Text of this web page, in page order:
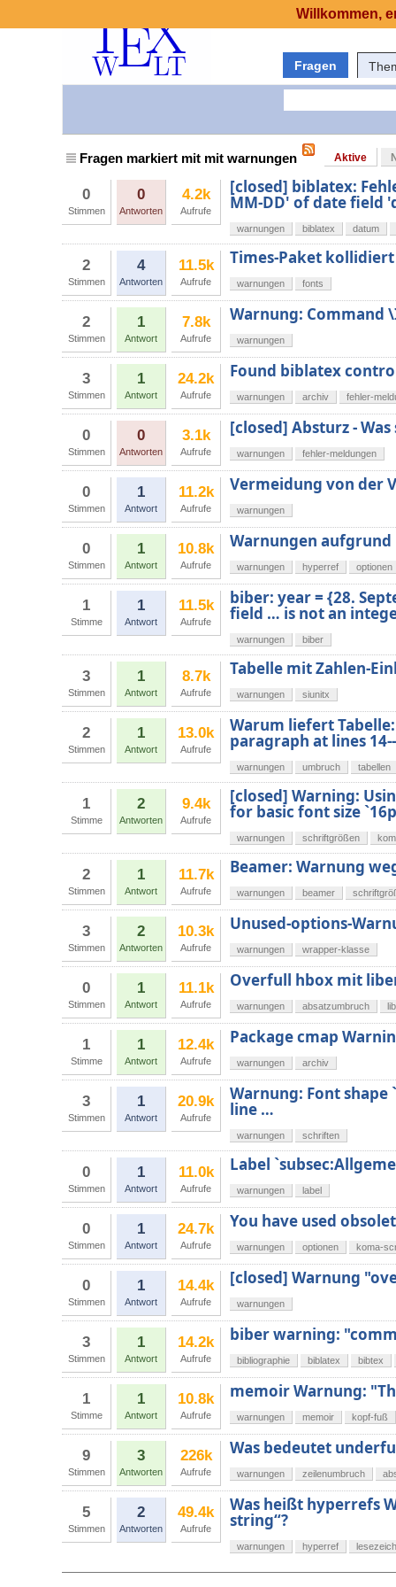
Fragen
Fragen markiert mit mit warnungen Aktive
0
Stimmen
0
Antworten
4.2k
Aufrufe
[closed] biblatex:
MM-DD' of date field
warnungen biblatex datum
2
Stimmen
4
Antworten
11.5k
Aufrufe
Times-Paket
warnungen fonts
2
Stimmen
1
Antwort
7.8k
Aufrufe
Warnung: Command
warnungen
3
Stimmen
1
Antwort
24.2k
Aufrufe
Found biblatex
warnungen archiv fehler-
0
Stimmen
0
Antworten
3.1k
Aufrufe
[closed] Absturz -
warnungen fehler-meldungen
0
Stimmen
1
Antwort
11.2k
Aufrufe
Vermeidung von der
warnungen
0
Stimmen
1
Antwort
10.8k
Aufrufe
Warnungen
warnungen hyperref optionen
1
Stimme
1
Antwort
11.5k
Aufrufe
biber: year = {28.
field … is not an
warnungen biber
3
Stimmen
1
Antwort
8.7k
Aufrufe
Tabelle mit Zahlen-
warnungen siunitx
2
Stimmen
1
Antwort
13.0k
Aufrufe
Warum liefert
paragraph at lines
warnungen umbruch tabellen
1
Stimme
2
Antworten
9.4k
Aufrufe
[closed] Warning:
for basic font size
warnungen schriftgrößen
2
Stimmen
1
Antwort
11.7k
Aufrufe
Beamer: Warnung
warnungen beamer
3
Stimmen
2
Antworten
10.3k
Aufrufe
Unused-options-
warnungen wrapper-klasse
0
Stimmen
1
Antwort
11.1k
Aufrufe
Overfull hbox mit
warnungen absatzumbruch
1
Stimme
1
Antwort
12.4k
Aufrufe
Package cmap
warnungen archiv
3
Stimmen
1
Antwort
20.9k
Aufrufe
Warnung: Font
line …
warnungen schriften
0
Stimmen
1
Antwort
11.0k
Aufrufe
Label
warnungen label
0
Stimmen
1
Antwort
24.7k
Aufrufe
You have used
warnungen optionen koma-
0
Stimmen
1
Antwort
14.4k
Aufrufe
[closed] Warnung
warnungen
3
Stimmen
1
Antwort
14.2k
Aufrufe
biber warning:
bibliographie biblatex bibtex
1
Stimme
1
Antwort
10.8k
Aufrufe
memoir Warnung:
warnungen memoir kopf-fuß
9
Stimmen
3
Antworten
226k
Aufrufe
Was bedeutet
warnungen zeilenumbruch
5
Stimmen
2
Antworten
49.4k
Aufrufe
Was heißt hyperrefs
string“?
warnungen hyperref
Willkommen,